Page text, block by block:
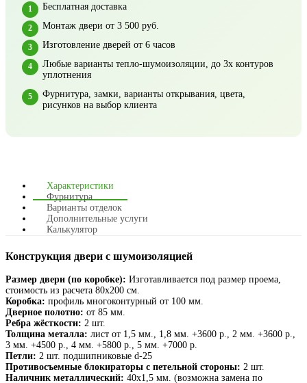
Бесплатная доставка
Монтаж двери от 3 500 руб.
Изготовление дверей от 6 часов
Любые варианты тепло-шумоизоляции, до 3х контуров
уплотнения
Фурнитура, замки, варианты открывания, цвета,
рисунков на выбор клиента
Характеристики
Фурнитура
Варианты отделок
Дополнительные услуги
Калькулятор
Конструкция двери с шумоизоляцией
Размер двери (по коробке): Изготавливается под размер проема,
стоимость из расчета 80х200 см.
Коробка: профиль многоконтурный от 100 мм.
Дверное полотно: от 85 мм.
Ребра жёсткости: 2 шт.
Толщина металла: лист от 1,5 мм., 1,8 мм. +3600 р., 2 мм. +3600 р.,
3 мм. +4500 р., 4 мм. +5800 р., 5 мм. +7000 р.
Петли: 2 шт. подшипниковые d-25
Противосъемные блокираторы с петельной стороны: 2 шт.
Наличник металлический: 40х1,5 мм. (возможна замена по